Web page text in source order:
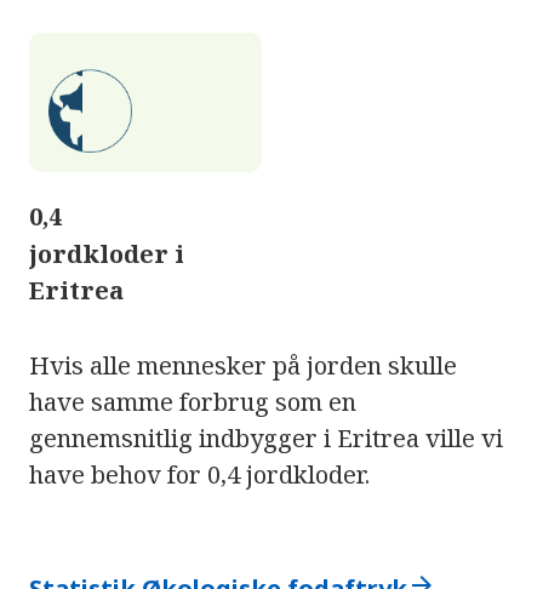
0,4
jordkloder i
Eritrea
Hvis alle mennesker på jorden skulle
have samme forbrug som en
gennemsnitlig indbygger i Eritrea ville vi
have behov for 0,4 jordkloder.